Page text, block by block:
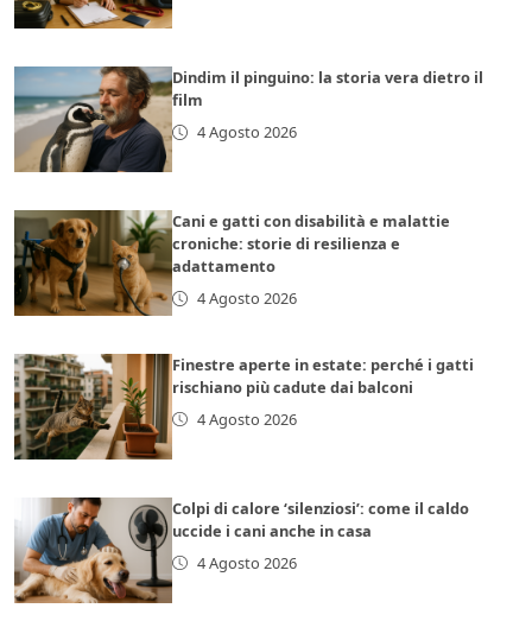
Dindim il pinguino: la storia vera dietro il
film
4 Agosto 2026
Cani e gatti con disabilità e malattie
croniche: storie di resilienza e
adattamento
4 Agosto 2026
Finestre aperte in estate: perché i gatti
rischiano più cadute dai balconi
4 Agosto 2026
Colpi di calore ‘silenziosi’: come il caldo
uccide i cani anche in casa
4 Agosto 2026